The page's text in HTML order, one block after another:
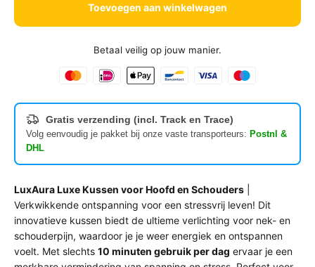
Toevoegen aan winkelwagen
Betaal veilig op jouw manier.
Gratis verzending (incl. Track en Trace)
Volg eenvoudig je pakket bij onze vaste transporteurs: Postnl &
DHL
LuxAura Luxe Kussen voor Hoofd en Schouders
Verkwikkende ontspanning voor een stressvrij leven! Dit
innovatieve kussen biedt de ultieme verlichting voor nek- en
schouderpijn, waardoor je je weer energiek en ontspannen
voelt. Met slechts 10 minuten gebruik per dag ervaar je een